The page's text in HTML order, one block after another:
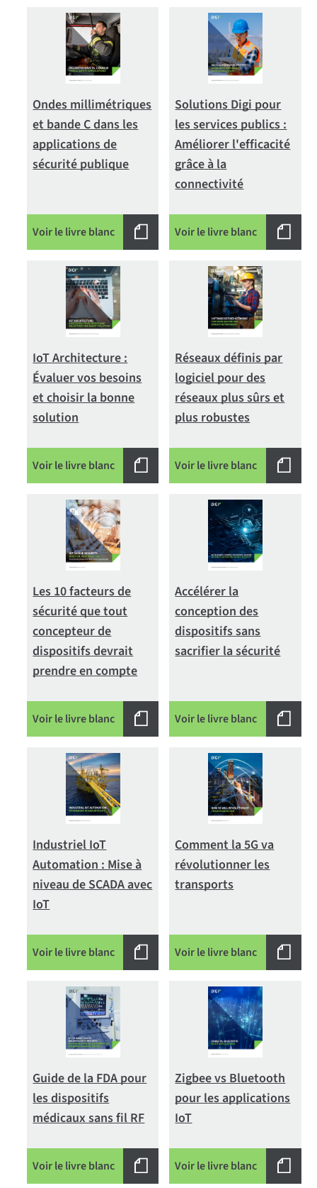
Ondes millimétriques
et bande C dans les
applications de
sécurité publique
Voir le livre blanc
Solutions Digi pour
les services publics :
Améliorer l'efficacité
grâce à la
connectivité
Voir le livre blanc
IoT Architecture :
Évaluer vos besoins
et choisir la bonne
solution
Voir le livre blanc
Réseaux définis par
logiciel pour des
réseaux plus sûrs et
plus robustes
Voir le livre blanc
Les 10 facteurs de
sécurité que tout
concepteur de
dispositifs devrait
prendre en compte
Voir le livre blanc
Accélérer la
conception des
dispositifs sans
sacrifier la sécurité
Voir le livre blanc
Industriel IoT
Automation : Mise à
niveau de SCADA avec
IoT
Voir le livre blanc
Comment la 5G va
révolutionner les
transports
Voir le livre blanc
Guide de la FDA pour
les dispositifs
médicaux sans fil RF
Voir le livre blanc
Zigbee vs Bluetooth
pour les applications
IoT
Voir le livre blanc